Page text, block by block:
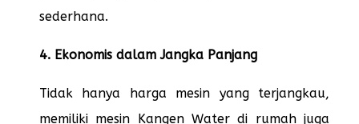
sederhana.
4. Ekonomis dalam Jangka Panjang
Tidak hanya harga mesin yang terjangkau,
memiliki mesin Kangen Water di rumah juga